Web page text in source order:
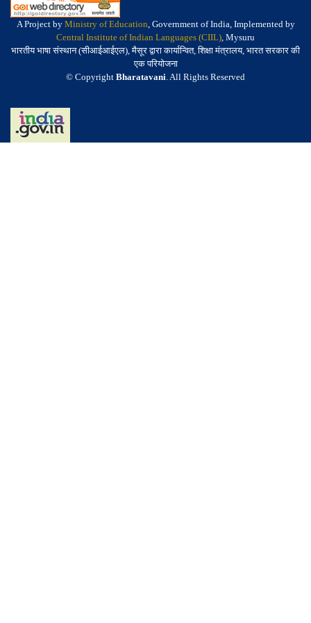
A Project by Ministry of Education, Government of India, Implemented by
Central Institute of Indian Languages (CIIL), Mysuru
भारतीय भाषा संस्थान (सीआईआईएल), मैसूर द्वारा कार्यान्वित, शिक्षा मंत्रालय, भारत सरकार की
एक परियोजना
© Copyright Bharatavani. All Rights Reserved